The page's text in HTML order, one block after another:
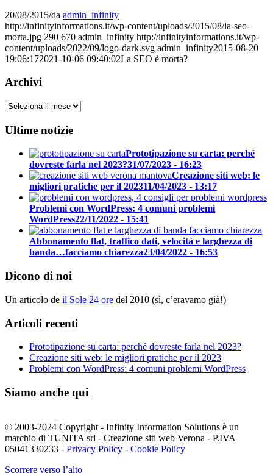
20/08/2015/da admin_infinity
http://infinityinformations.it/wp-content/uploads/2015/08/la-seo-
morta.jpg 290 670 admin_infinity http://infinityinformations.it/wp-
content/uploads/2022/09/logo-dark.svg admin_infinity2015-08-20
19:06:172021-10-06 09:40:02La SEO è morta?
Archivi
Archivi
Ultime notizie
Prototipazione su carta: perché
dovreste farla nel 2023?31/07/2023 - 16:23
Creazione siti web: le
migliori pratiche per il 202311/04/2023 - 13:17
Problemi con WordPress: 4 comuni problemi
WordPress22/11/2022 - 15:41
Abbonamento flat, traffico dati, velocità e larghezza di
banda…facciamo chiarezza23/04/2022 - 16:53
Dicono di noi
Un articolo de il Sole 24 ore del 2010 (sì, c’eravamo già!)
Articoli recenti
Prototipazione su carta: perché dovreste farla nel 2023?
Creazione siti web: le migliori pratiche per il 2023
Problemi con WordPress: 4 comuni problemi WordPress
Siamo anche qui
© 2003-2024 Copyright - Infinity Information Solutions è un
marchio di TUNITA srl - Creazione siti web Verona - P.IVA
05041330233 - Privacy Policy - Cookie Policy
Scorrere verso l’alto